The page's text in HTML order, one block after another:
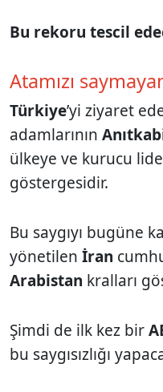
Bu rekoru tescil
Atamızı
Türkiye’yi ziyaret
adamlarının
ülkeye ve kurucu
göstergesidir.
Bu saygıyı bugüne
yönetilen İran
Arabistan kralları
Şimdi de ilk kez bir
bu saygısızlığı